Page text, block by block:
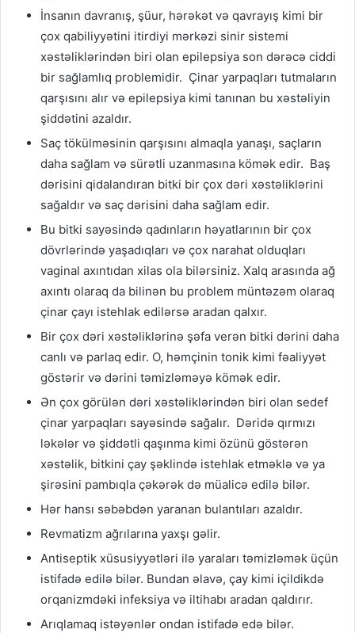
İnsanın davranış, şüur, hərəkət və qavrayış kimi bir
çox qabiliyyətini itirdiyi mərkəzi sinir sistemi
xəstəliklərindən biri olan epilepsiya son dərəcə ciddi
bir sağlamlıq problemidir. Çinar yarpaqları tutmaların
qarşısını alır və epilepsiya kimi tanınan bu xəstəliyin
şiddətini azaldır.
Saç tökülməsinin qarşısını almaqla yanaşı, saçların
daha sağlam və sürətli uzanmasına kömək edir. Baş
dərisini qidalandıran bitki bir çox dəri xəstəliklərini
sağaldır və saç dərisini daha sağlam edir.
Bu bitki sayəsində qadınların həyatlarının bir çox
dövrlərində yaşadıqları və çox narahat olduqları
vaginal axıntıdan xilas ola bilərsiniz. Xalq arasında ağ
axıntı olaraq da bilinən bu problem müntəzəm olaraq
çinar çayı istehlak edilərsə aradan qalxır.
Bir çox dəri xəstəliklərinə şəfa verən bitki dərini daha
canlı və parlaq edir. O, həmçinin tonik kimi fəaliyyət
göstərir və dərini təmizləməyə kömək edir.
Ən çox görülən dəri xəstəliklərindən biri olan sedef
çinar yarpaqları sayəsində sağalır. Dəridə qırmızı
ləkələr və şiddətli qaşınma kimi özünü göstərən
xəstəlik, bitkini çay şəklində istehlak etməklə və ya
şirəsini pambıqla çəkərək də müalicə edilə bilər.
Hər hansı səbəbdən yaranan bulantıları azaldır.
Revmatizm ağrılarına yaxşı gəlir.
Antiseptik xüsusiyyətləri ilə yaraları təmizləmək üçün
istifadə edilə bilər. Bundan əlavə, çay kimi içildikdə
orqanizmdəki infeksiya və iltihabı aradan qaldırır.
Arıqlamaq istəyənlər ondan istifadə edə bilər.